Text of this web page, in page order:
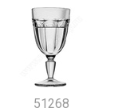
51268